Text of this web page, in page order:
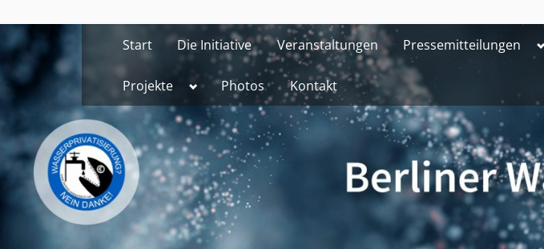
to
content
Start Die Initiative Veranstaltungen Pressemitteilungen
Projekte Toggle
menu
Photos Kontakt